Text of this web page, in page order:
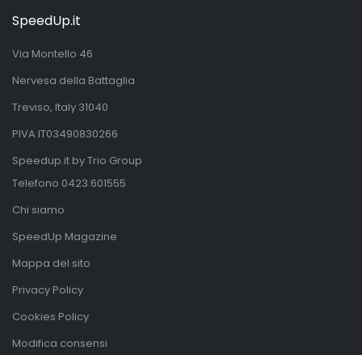
SpeedUp.it
Via Montello 46
Nervesa della Battaglia
Treviso, Italy 31040
PIVA IT03490830266
Speedup.it by Trio Group
Telefono 0423.601555
Chi siamo
SpeedUp Magazine
Mappa del sito
Privacy Policy
Cookies Policy
Modifica consensi